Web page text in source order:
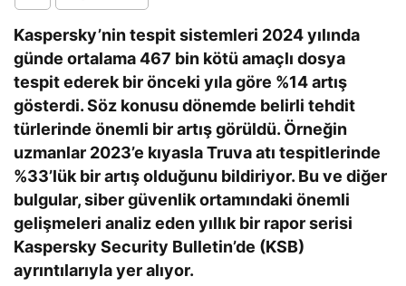
Kaspersky’nin tespit sistemleri 2024 yılında
günde ortalama 467 bin kötü amaçlı dosya
tespit ederek bir önceki yıla göre %14 artış
gösterdi. Söz konusu dönemde belirli tehdit
türlerinde önemli bir artış görüldü. Örneğin
uzmanlar 2023’e kıyasla Truva atı tespitlerinde
%33’lük bir artış olduğunu bildiriyor. Bu ve diğer
bulgular, siber güvenlik ortamındaki önemli
gelişmeleri analiz eden yıllık bir rapor serisi
Kaspersky Security Bulletin’de (KSB)
ayrıntılarıyla yer alıyor.